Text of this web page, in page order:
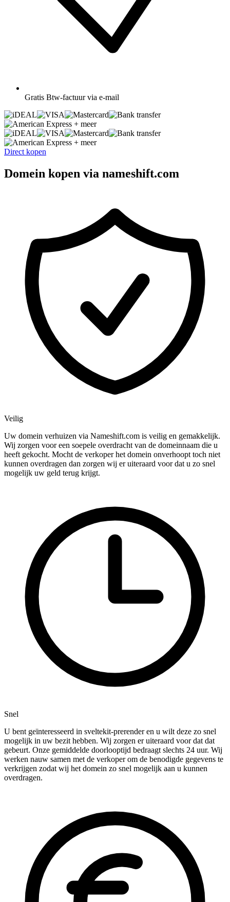
Gratis Btw-factuur via e-mail
+ meer
+ meer
Direct kopen
Domein kopen via nameshift.com
Veilig
Uw domein verhuizen via Nameshift.com is veilig en gemakkelijk.
Wij zorgen voor een soepele overdracht van de domeinnaam die u
heeft gekocht. Mocht de verkoper het domein onverhoopt toch niet
kunnen overdragen dan zorgen wij er uiteraard voor dat u zo snel
mogelijk uw geld terug krijgt.
Snel
U bent geïnteresseerd in sveltekit-prerender en u wilt deze zo snel
mogelijk in uw bezit hebben. Wij zorgen er uiteraard voor dat dat
gebeurt. Onze gemiddelde doorlooptijd bedraagt slechts 24 uur. Wij
werken nauw samen met de verkoper om de benodigde gegevens te
verkrijgen zodat wij het domein zo snel mogelijk aan u kunnen
overdragen.